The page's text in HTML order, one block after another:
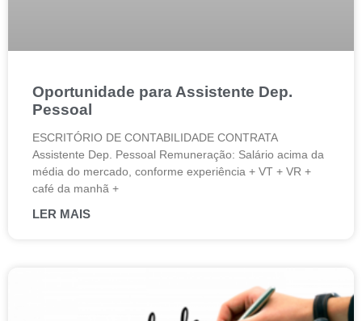
Oportunidade para Assistente Dep.
Pessoal
ESCRITÓRIO DE CONTABILIDADE CONTRATA
Assistente Dep. Pessoal Remuneração: Salário acima da
média do mercado, conforme experiência + VT + VR +
café da manhã +
LER MAIS